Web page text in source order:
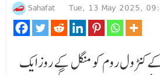
Sahafat Tue, 13 May 2025,
کے کنٹرول روم کو منگل کے روز ایک